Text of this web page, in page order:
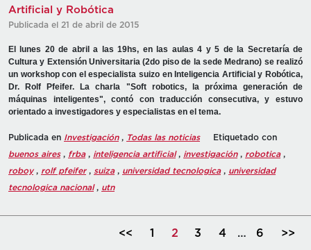
Artificial y Robótica
Publicada el 21 de abril de 2015
El lunes 20 de abril a las 19hs, en las aulas 4 y 5 de la Secretaría de
Cultura y Extensión Universitaria (2do piso de la sede Medrano) se realizó
un workshop con el especialista suizo en Inteligencia Artificial y Robótica,
Dr. Rolf Pfeifer. La charla "Soft robotics, la próxima generación de
máquinas inteligentes", contó con traducción consecutiva, y estuvo
orientado a investigadores y especialistas en el tema.
Publicada en Investigación, Todas las noticias
Etiquetado con
buenos aires, frba, inteligencia artificial, investigación, robotica,
roboy, rolf pfeifer, suiza, universidad tecnologica, universidad
tecnologica nacional, utn
<< 1 2 3 4 … 6 >>